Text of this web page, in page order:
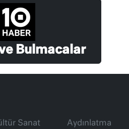
Bulmacalar
Sanat
Aydınlatma